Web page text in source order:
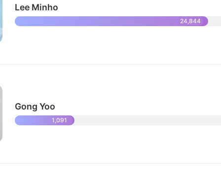
Lee Minho
24,844
Gong Yoo
1,091